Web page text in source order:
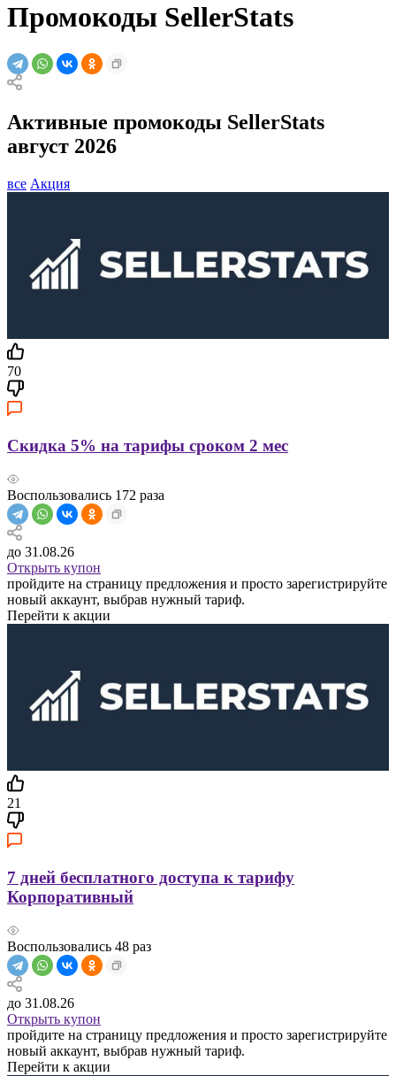
Промокоды SellerStats
Активные промокоды SellerStats
август 2026
все Акция
70
Скидка 5% на тарифы сроком 2 мес
Воспользовались 172 раза
до 31.08.26
Открыть купон
пройдите на страницу предложения и просто зарегистрируйте
новый аккаунт, выбрав нужный тариф.
Перейти к акции
21
7 дней бесплатного доступа к тарифу
Корпоративный
Воспользовались 48 раз
до 31.08.26
Открыть купон
пройдите на страницу предложения и просто зарегистрируйте
новый аккаунт, выбрав нужный тариф.
Перейти к акции